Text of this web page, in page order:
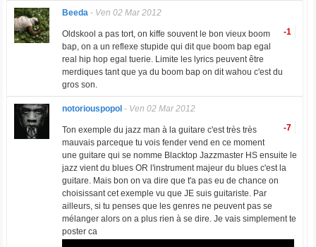
Beeda- Ven 02 Mar 2012
-1
Oldskool a pas tort, on kiffe souvent le bon vieux boom
bap, on a un reflexe stupide qui dit que boom bap egal
real hip hop egal tuerie. Limite les lyrics peuvent être
merdiques tant que ya du boom bap on dit wahou c'est du
gros son.
notoriouspopol - Ven 02 Mar 2012
-7
Ton exemple du jazz man à la guitare c'est très très
mauvais parceque tu vois fender vend en ce moment
une guitare qui se nomme Blacktop Jazzmaster HS ensuite le
jazz vient du blues OR l'instrument majeur du blues c'est la
guitare. Mais bon on va dire que t'a pas eu de chance on
choisissant cet exemple vu que JE suis guitariste. Par
ailleurs, si tu penses que les genres ne peuvent pas se
mélanger alors on a plus rien à se dire. Je vais simplement te
poster ca